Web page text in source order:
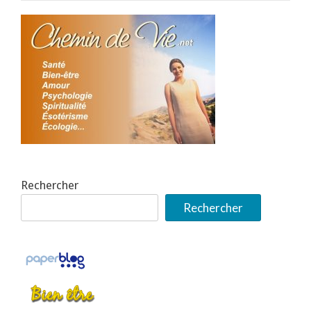
Rechercher
Rechercher